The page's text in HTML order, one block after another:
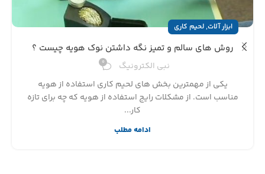
ابزار آلات,لحیم کاری
روش های سالم و تمیز نگه داشتن نوک هویه چیست ؟
نبی الکترونیگ ۰
یکی از مهمترین بخش های لحیم کاری استفاده از هویه
مناسب است. از مشکلات رایج استفاده از هویه که چه برای تازه
کار...
ادامه مطلب